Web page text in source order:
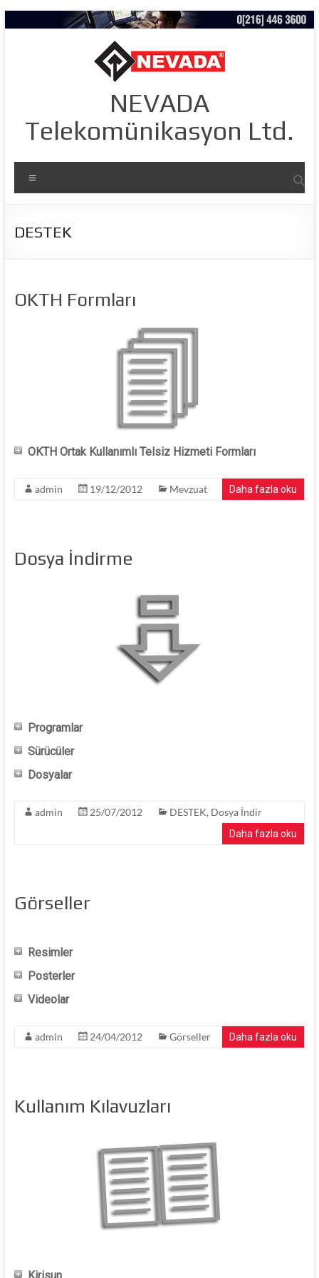
to
NEVADA
Telekomünikasyon Ltd.
DESTEK
OKTH Formları
OKTH Ortak Kullanımlı Telsiz Hizmeti Formları
admin 19/12/2012 Mevzuat Daha fazla oku
Dosya İndirme
Programlar
Sürücüler
Dosyalar
admin 25/07/2012 DESTEK, Dosya İndir
Daha fazla oku
Görseller
Resimler
Posterler
Videolar
admin 24/04/2012 Görseller Daha fazla oku
Kullanım Kılavuzları